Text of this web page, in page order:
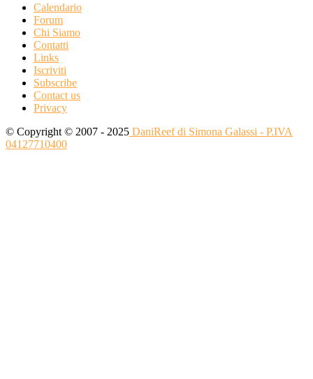
Calendario
Forum
Chi Siamo
Contatti
Links
Iscriviti
Subscribe
Contact us
Privacy
© Copyright © 2007 - 2025 DaniReef di Simona Galassi - P.IVA
04127710400